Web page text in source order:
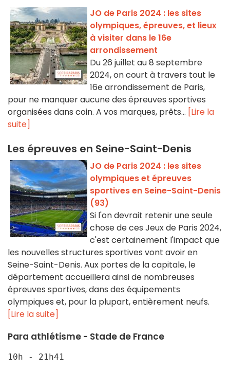
JO de Paris 2024 : les sites
olympiques, épreuves, et lieux
à visiter dans le 16e
arrondissement
Du 26 juillet au 8 septembre
2024, on court à travers tout le
16e arrondissement de Paris,
pour ne manquer aucune des épreuves sportives
organisées dans coin. A vos marques, prêts... [Lire la
suite]
Les épreuves en Seine-Saint-Denis
JO de Paris 2024 : les sites
olympiques et épreuves
sportives en Seine-Saint-Denis
(93)
Si l'on devrait retenir une seule
chose de ces Jeux de Paris 2024,
c'est certainement l'impact que
les nouvelles structures sportives vont avoir en
Seine-Saint-Denis. Aux portes de la capitale, le
département accueillera ainsi de nombreuses
épreuves sportives, dans des équipements
olympiques et, pour la plupart, entièrement neufs.
[Lire la suite]
Para athlétisme - Stade de France
10h - 21h41